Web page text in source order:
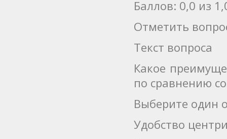
Баллов: 0,0 из
Отметить
Текст вопроса
Какое
по сравнению
Выберите один
Удобство